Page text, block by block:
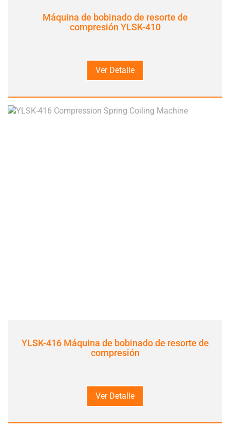
Máquina de bobinado de resorte de
compresión YLSK-410
Ver Detalle
YLSK-416 Máquina de bobinado de resorte de
compresión
Ver Detalle